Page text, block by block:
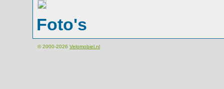
Foto's
© 2000-2026 Velomobiel.nl